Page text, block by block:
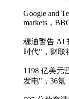
Google and
markets，
穆迪警告 AI
时代"，财联
1198 亿美元
发电"，36氪